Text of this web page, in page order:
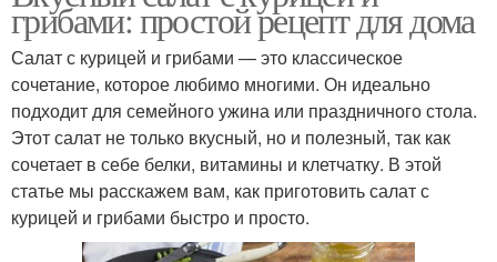
грибами: простой рецепт для дома
Салат с курицей и грибами — это классическое
сочетание, которое любимо многими. Он идеально
подходит для семейного ужина или праздничного стола.
Этот салат не только вкусный, но и полезный, так как
сочетает в себе белки, витамины и клетчатку. В этой
статье мы расскажем вам, как приготовить салат с
курицей и грибами быстро и просто.